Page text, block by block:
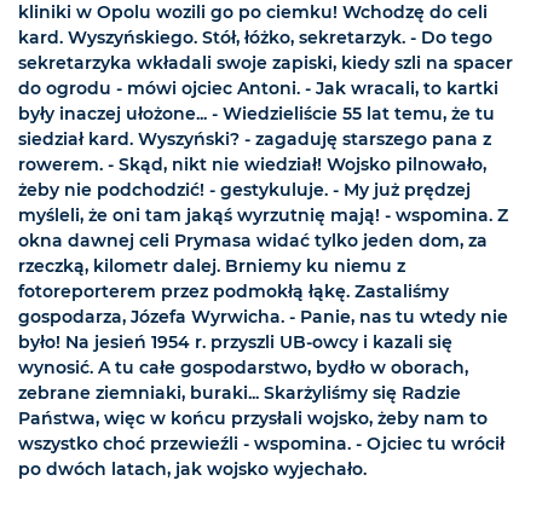
kliniki w Opolu wozili go po ciemku! Wchodzę do celi
kard. Wyszyńskiego. Stół, łóżko, sekretarzyk. - Do tego
sekretarzyka wkładali swoje zapiski, kiedy szli na spacer
do ogrodu - mówi ojciec Antoni. - Jak wracali, to kartki
były inaczej ułożone... - Wiedzieliście 55 lat temu, że tu
siedział kard. Wyszyński? - zagaduję starszego pana z
rowerem. - Skąd, nikt nie wiedział! Wojsko pilnowało,
żeby nie podchodzić! - gestykuluje. - My już prędzej
myśleli, że oni tam jakąś wyrzutnię mają! - wspomina. Z
okna dawnej celi Prymasa widać tylko jeden dom, za
rzeczką, kilometr dalej. Brniemy ku niemu z
fotoreporterem przez podmokłą łąkę. Zastaliśmy
gospodarza, Józefa Wyrwicha. - Panie, nas tu wtedy nie
było! Na jesień 1954 r. przyszli UB-owcy i kazali się
wynosić. A tu całe gospodarstwo, bydło w oborach,
zebrane ziemniaki, buraki... Skarżyliśmy się Radzie
Państwa, więc w końcu przysłali wojsko, żeby nam to
wszystko choć przewieźli - wspomina. - Ojciec tu wrócił
po dwóch latach, jak wojsko wyjechało.